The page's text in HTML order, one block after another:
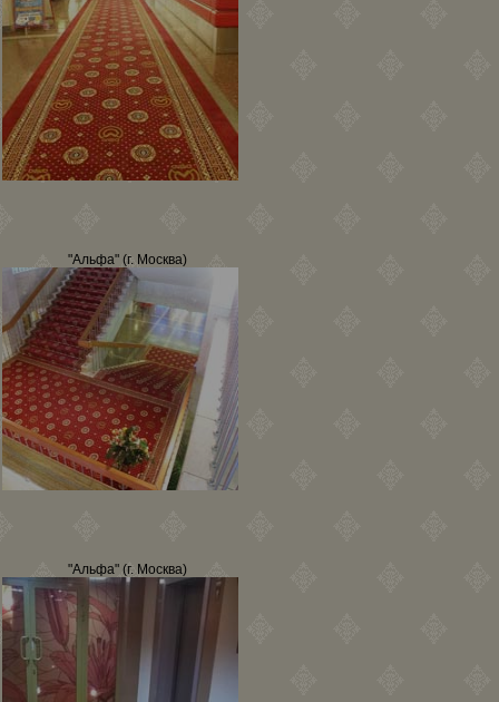
"Альфа" (г. Москва)
"Альфа" (г. Москва)